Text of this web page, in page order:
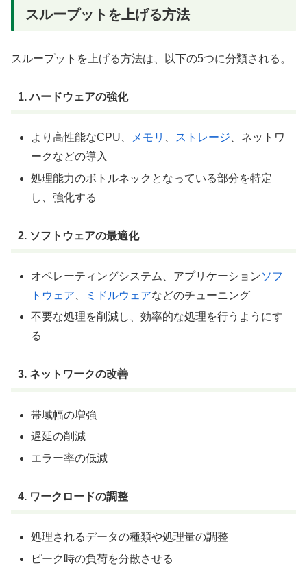
スループットを上げる方法
スループットを上げる方法は、以下の5つに分類される。
1. ハードウェアの強化
より高性能なCPU、 メモリ ストレージ 、ネットワ
ークなどの導入
処理能力のボトルネックとなっている部分を特定
し、強化する
2. ソフトウェアの最適化
オペレーティングシステム、アプリケーションソフ
トウェア
ミドルウェアなどのチューニング
不要な処理を削減し、効率的な処理を行うようにす
る
3. ネットワークの改善
帯域幅の増強
遅延の削減
エラー率の低減
4. ワークロードの調整
処理されるデータの種類や処理量の調整
ピーク時の負荷を分散させる